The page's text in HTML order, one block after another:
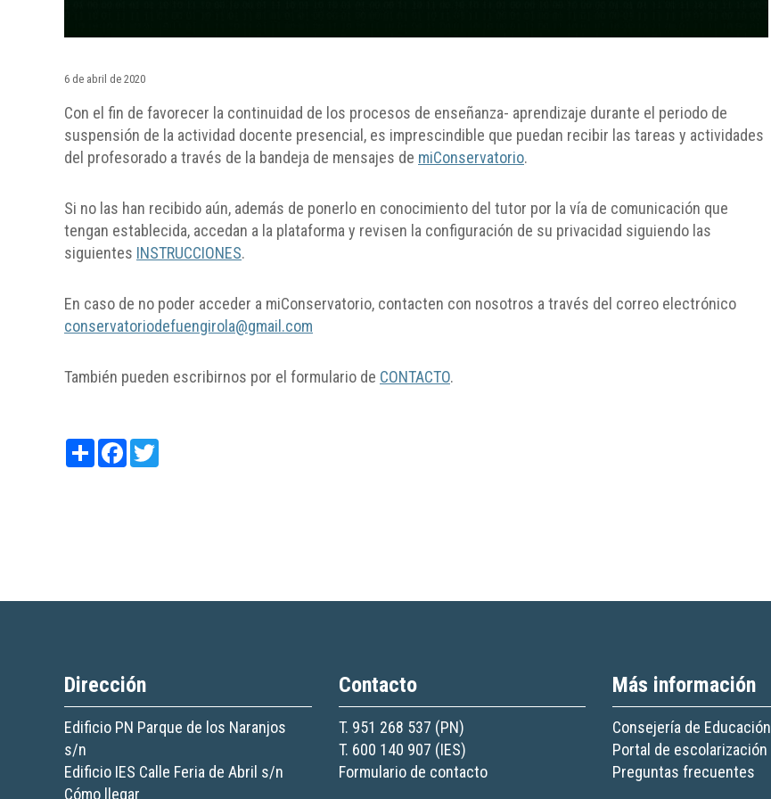
6 de abril de 2020
Con el fin de favorecer la continuidad de los procesos de enseñanza- aprendizaje durante el periodo de
suspensión de la actividad docente presencial, es imprescindible que puedan recibir las tareas y actividades
del profesorado a través de la bandeja de mensajes de miConservatorio.
Si no las han recibido aún, además de ponerlo en conocimiento del tutor por la vía de comunicación que
tengan establecida, accedan a la plataforma y revisen la configuración de su privacidad siguiendo las
siguientes INSTRUCCIONES.
En caso de no poder acceder a miConservatorio, contacten con nosotros a través del correo electrónico
conservatoriodefuengirola@gmail.com
También pueden escribirnos por el formulario de CONTACTO.
ShareFacebook
Dirección
Edificio PN Parque de los Naranjos
s/n
Edificio IES Calle Feria de Abril s/n
Cómo llegar
Contacto
T. 951 268 537 (PN)
T. 600 140 907 (IES)
Formulario de contacto
Más información
Consejería de Educación
Portal de escolarización
Preguntas frecuentes